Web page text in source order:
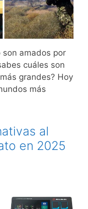
amados por
cuáles son
grandes? Hoy
más
al
en 2025